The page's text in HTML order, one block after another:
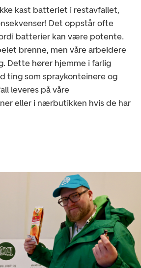
kast batteriet i restavfallet,
Det oppstår ofte
batterier kan være potente.
brenne, men våre arbeidere
Dette hører hjemme i farlig
ting som spraykonteinere og
leveres på våre
eller i nærbutikken hvis de har